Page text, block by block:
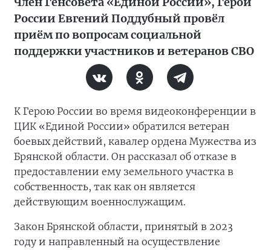
России Евгений Поддубный провёл
приём по вопросам социальной
поддержки участников и ветеранов СВО
К Герою России во время видеоконференции в
ЦИК «Единой России» обратился ветеран
боевых действий, кавалер ордена Мужества из
Брянской области. Он рассказал об отказе в
предоставлении ему земельного участка в
собственность, так как он является
действующим военнослужащим.
Закон Брянской области, принятый в 2023
году и направленный на осуществление